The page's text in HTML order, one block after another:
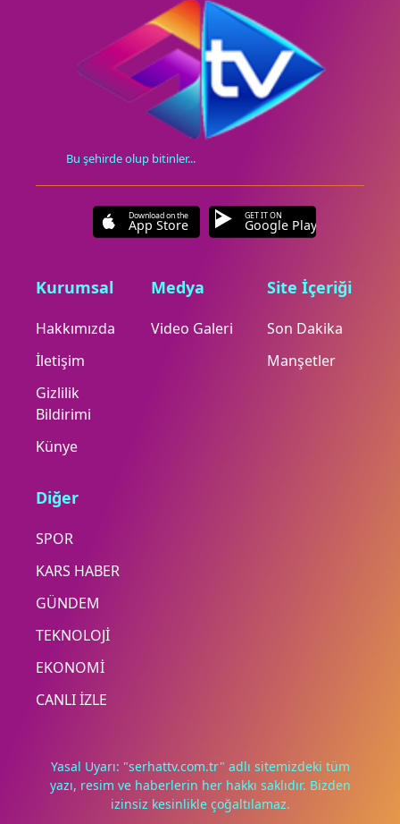
Bu şehirde olup bitinler...
Download on the
App Store
GET IT ON
Google Play
Kurumsal
Hakkımızda
İletişim
Gizlilik
Bildirimi
Künye
Medya
Video Galeri
Site İçeriği
Son Dakika
Manşetler
Diğer
SPOR
KARS HABER
GÜNDEM
TEKNOLOJİ
EKONOMİ
CANLI İZLE
Yasal Uyarı: "serhattv.com.tr" adlı sitemizdeki tüm
yazı, resim ve haberlerin her hakkı saklıdır. Bizden
izinsiz kesinlikle çoğaltılamaz.